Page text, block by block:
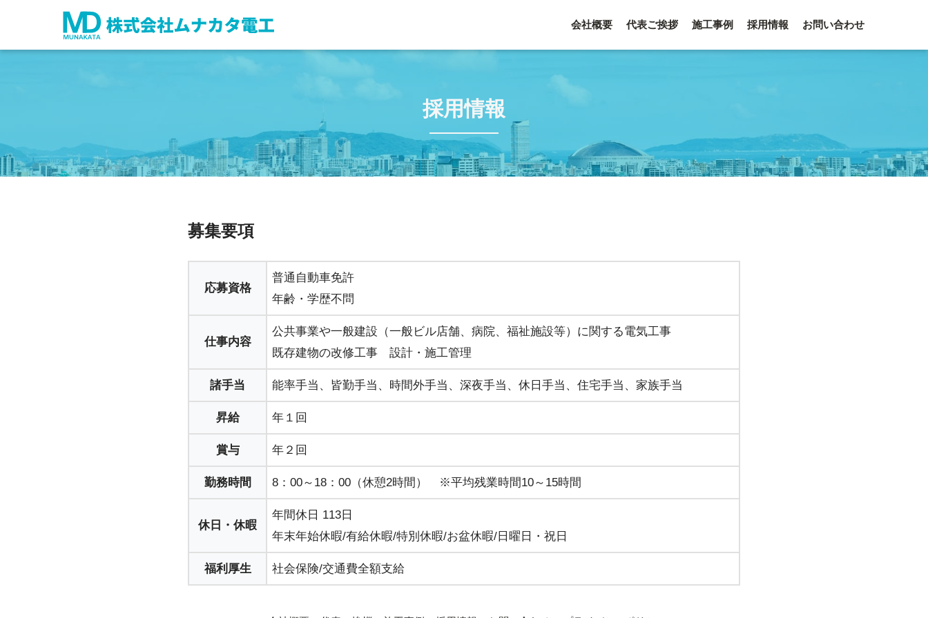
会社概要 代表ご挨拶 施工事例 採用情報 お問い合わせ
採用情報
募集要項
応募資格
普通自動車免許
年齢・学歴不問
仕事内容
公共事業や一般建設（一般ビル店舗、病院、福祉施設等）に関する電気工事
既存建物の改修工事 設計・施工管理
諸手当 能率手当、皆勤手当、時間外手当、深夜手当、休日手当、住宅手当、家族手当
昇給 年１回
賞与 年２回
勤務時間 8：00～18：00（休憩2時間） ※平均残業時間10～15時間
休日・休暇
年間休日 113日
年末年始休暇/有給休暇/特別休暇/お盆休暇/日曜日・祝日
福利厚生 社会保険/交通費全額支給